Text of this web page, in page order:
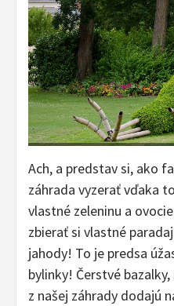
Ach, a predstav si, ako
záhrada vyzerať vďaka
vlastné zeleninu a
zbierať si vlastné
jahody! To je predsa
bylinky! Čerstvé
z našej záhrady dodajú